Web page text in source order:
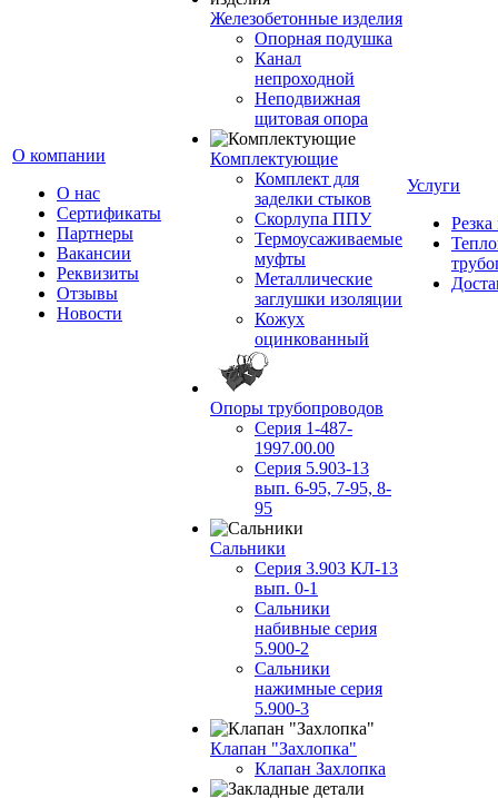
О компании
О нас
Сертификаты
Партнеры
Вакансии
Реквизиты
Отзывы
Новости
Железобетонные изделия
Опорная подушка
Канал
непроходной
Неподвижная
щитовая опора
Комплектующие
Комплект для
заделки стыков
Скорлупа ППУ
Термоусаживаемые
муфты
Металлические
заглушки изоляции
Кожух
оцинкованный
Опоры трубопроводов
Серия 1-487-
1997.00.00
Серия 5.903-13
вып. 6-95, 7-95, 8-
95
Сальники
Серия 3.903 КЛ-13
вып. 0-1
Сальники
набивные серия
5.900-2
Сальники
нажимные серия
5.900-3
Клапан "Захлопка"
Клапан Захлопка
Услуги
Резка